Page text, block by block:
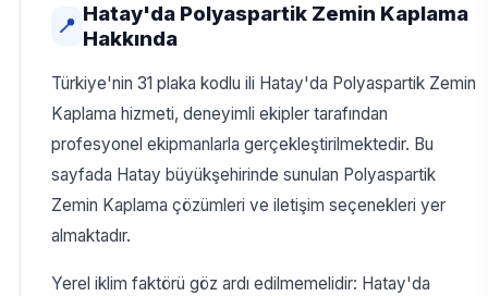
📍
Hatay'da Polyaspartik Zemin Kaplama
Hakkında
Türkiye'nin 31 plaka kodlu ili Hatay'da Polyaspartik Zemin
Kaplama hizmeti, deneyimli ekipler tarafından
profesyonel ekipmanlarla gerçekleştirilmektedir. Bu
sayfada Hatay büyükşehirinde sunulan Polyaspartik
Zemin Kaplama çözümleri ve iletişim seçenekleri yer
almaktadır.
Yerel iklim faktörü göz ardı edilmemelidir: Hatay'da